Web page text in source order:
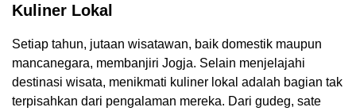
Kuliner Lokal
Setiap tahun, jutaan wisatawan, baik domestik maupun
mancanegara, membanjiri Jogja. Selain menjelajahi
destinasi wisata, menikmati kuliner lokal adalah bagian tak
terpisahkan dari pengalaman mereka. Dari gudeg, sate